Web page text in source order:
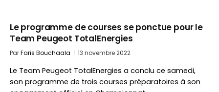
Le programme de courses se ponctue pour le
Team Peugeot TotalEnergies
ParFaris Bouchaala 13 novembre 2022
Le Team Peugeot TotalEnergies a conclu ce samedi,
son programme de trois courses préparatoires à son